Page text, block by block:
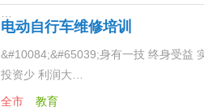
电动自行车维修培训
&#10084;&#65039;身有一技 终身受益
投资少 利润大…
全市 教育